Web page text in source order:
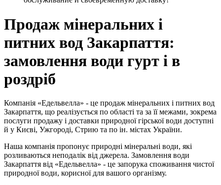
Продаж мінеральних і
питних вод Закарпаття:
замовлення води гурт і в
роздріб
Компанія «Едельвелла» - це продаж мінеральних і питних вод
Закарпаття, що реалізується по області та за її межами, зокрема
послуги продажу і доставки природної гірської води доступні
й у Києві, Ужгороді, Стрию та по ін. містах України.
Наша компанія пропонує природні мінеральні води, які
розливаються неподалік від джерела. Замовлення води
Закарпаття від «Едельвелла» - це запорука споживання чистої
природної води, корисної для вашого організму.